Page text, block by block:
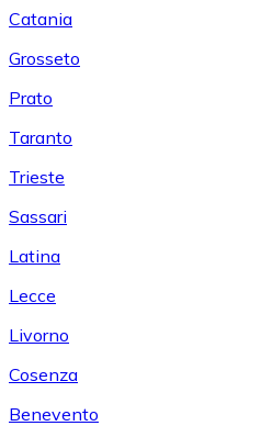
Catania
Grosseto
Prato
Taranto
Trieste
Sassari
Latina
Lecce
Livorno
Cosenza
Benevento